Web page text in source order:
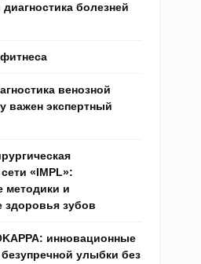
болезней
венозной
важен экспертный
«IMPL»:
методики и
здоровья зубов
инновационные
улыбки без